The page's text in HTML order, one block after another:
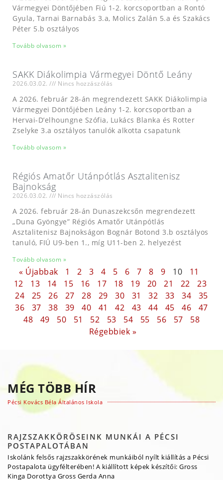
Vármegyei Döntőjében Fiú 1-2. korcsoportban a Rontó
Gyula, Tarnai Barnabás 3.a, Molics Zalán 5.a és Szakács
Péter 5.b osztályos
Tovább olvasom »
SAKK Diákolimpia Vármegyei Döntő Leány
2026.03.02. Nincs hozzászólás
A 2026. február 28-án megrendezett SAKK Diákolimpia
Vármegyei Döntőjében Leány 1-2. korcsoportban a
Hervai-D’elhoungne Szófia, Lukács Blanka és Rotter
Zselyke 3.a osztályos tanulók alkotta csapatunk
Tovább olvasom »
Régiós Amatőr Utánpótlás Asztalitenisz
Bajnokság
2026.03.02. Nincs hozzászólás
A 2026. február 28-án Dunaszekcsőn megrendezett
„Duna Gyöngye” Régiós Amatőr Utánpótlás
Asztalitenisz Bajnokságon Bognár Botond 3.b osztályos
tanuló, FIÚ U9-ben 1., míg U11-ben 2. helyezést
Tovább olvasom »
« Újabbak 1 2 3 4 5 6 7 8 9 10
11
12
13 14 15 16 17 18 19 20 21 22
23
24
25 26 27 28 29 30 31 32 33 34
35
36
37 38 39 40 41 42 43 44 45 46
47
48
49 50 51 52 53 54 55 56 57
58
Régebbiek »
MÉG TÖBB HÍR
Pécsi Kovács Béla Általános Iskola
RAJZSZAKKÖRÖSEINK MUNKÁI A PÉCSI
POSTAPALOTÁBAN
Iskolánk felsős rajzszakkörének munkáiból nyílt kiállítás a Pécsi
Postapalota ügyfélterében! A kiállított képek készítői: Gross
Kinga Dorottya Gross Gerda Anna